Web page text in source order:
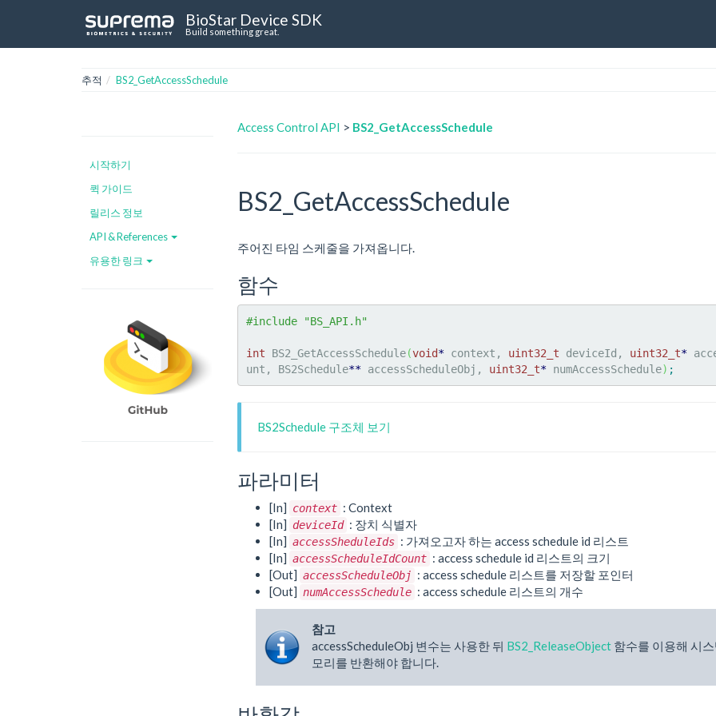
BioStar Device SDK
Build something great.
추적 BS2_GetAccessSchedule
시작하기
퀵 가이드
릴리스 정보
API & References
유용한 링크
Access Control API > BS2_GetAccessSchedule
BS2_GetAccessSchedule
주어진 타임 스케줄을 가져옵니다.
함수
#include "BS_API.h"
int BS2_GetAccessSchedule(void* context, uint32_t deviceId, uint32_t*
unt, BS2Schedule** accessScheduleObj, uint32_t* numAccessSchedule) ;
BS2Schedule 구조체 보기
파라미터
[In] context : Context
[In] deviceId : 장치 식별자
[In] accessSheduleIds : 가져오고자 하는 access schedule id 리스트
[In] accessScheduleIdCount : access schedule id 리스트의 크기
[Out] accessScheduleObj : access schedule 리스트를 저장할 포인터
[Out] numAccessSchedule : access schedule 리스트의 개수
참고
accessScheduleObj 변수는 사용한 뒤 BS2_ReleaseObject함수를 이용해 시
모리를 반환해야 합니다.